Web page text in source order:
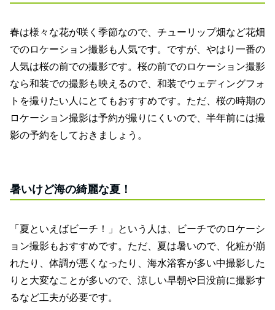
春は様々な花が咲く季節なので、チューリップ畑など花畑
でのロケーション撮影も人気です。ですが、やはり一番の
人気は桜の前での撮影です。桜の前でのロケーション撮影
なら和装での撮影も映えるので、和装でウェディングフォ
トを撮りたい人にとてもおすすめです。ただ、桜の時期の
ロケーション撮影は予約が撮りにくいので、半年前には撮
影の予約をしておきましょう。
暑いけど海の綺麗な夏！
「夏といえばビーチ！」という人は、ビーチでのロケーシ
ョン撮影もおすすめです。ただ、夏は暑いので、化粧が崩
れたり、体調が悪くなったり、海水浴客が多い中撮影した
りと大変なことが多いので、涼しい早朝や日没前に撮影す
るなど工夫が必要です。